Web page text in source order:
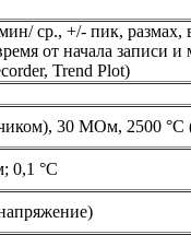
ср., +/- пик, размах,
от начала записи и
Trend Plot)
30 МОм, 2500 °C
0,1 °С